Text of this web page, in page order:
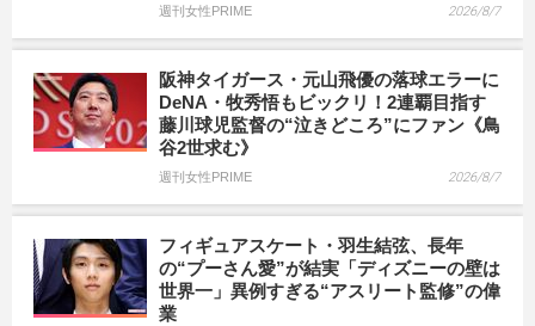
週刊女性PRIME 2026/8/7
阪神タイガース・元山飛優の落球エラーに
DeNA・牧秀悟もビックリ！2連覇目指す
藤川球児監督の“泣きどころ”にファン《鳥
谷2世求む》
週刊女性PRIME 2026/8/7
フィギュアスケート・羽生結弦、長年
の“プーさん愛”が結実「ディズニーの壁は
世界一」異例すぎる“アスリート監修”の偉
業